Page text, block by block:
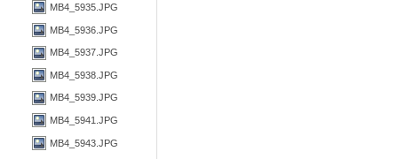
MB4_5935.JPG
MB4_5936.JPG
MB4_5937.JPG
MB4_5938.JPG
MB4_5939.JPG
MB4_5941.JPG
MB4_5943.JPG